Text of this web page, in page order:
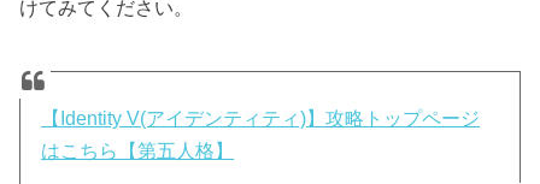
けてみてください。
【Identity V(アイデンティティ)】攻略トップページ
はこちら【第五人格】